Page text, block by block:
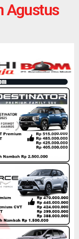
Agustus